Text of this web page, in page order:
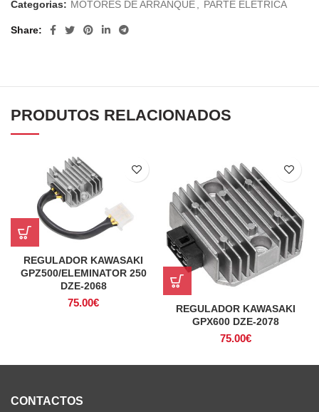
Categorias: MOTORES DE ARRANQUE PARTE ELÉTRICA
Share
PRODUTOS RELACIONADOS
REGULADOR KAWASAKI
GPZ500/ELEMINATOR 250
DZE-2068
75.00€
REGULADOR KAWASAKI
GPX600 DZE-2078
75.00€
CONTACTOS